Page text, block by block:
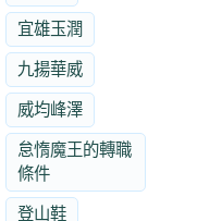
宜雄玉潤
九揚華威
威均峰澤
怠惰魔王的轉職
條件
登山鞋